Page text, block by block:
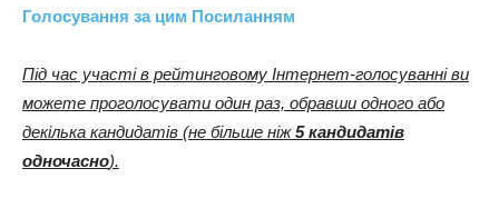
Голосування за цим Посиланням
Під час участі в рейтинговому Інтернет-голосуванні ви
можете проголосувати один раз, обравши одного або
декілька кандидатів (не більше ніж5 кандидатів
одночасно).